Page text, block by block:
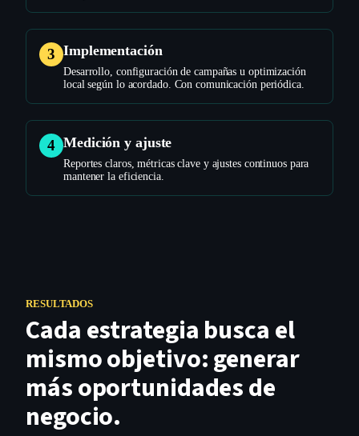
3 Implementación
Desarrollo, configuración de campañas u optimización
local según lo acordado. Con comunicación periódica.
4 Medición y ajuste
Reportes claros, métricas clave y ajustes continuos para
mantener la eficiencia.
RESULTADOS
Cada estrategia busca el
mismo objetivo: generar
más oportunidades de
negocio.